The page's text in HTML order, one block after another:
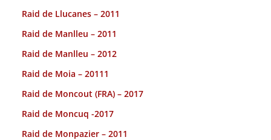
Raid de Llucanes – 2011
Raid de Manlleu – 2011
Raid de Manlleu – 2012
Raid de Moia – 20111
Raid de Moncout (FRA) – 2017
Raid de Moncuq -2017
Raid de Monpazier – 2011